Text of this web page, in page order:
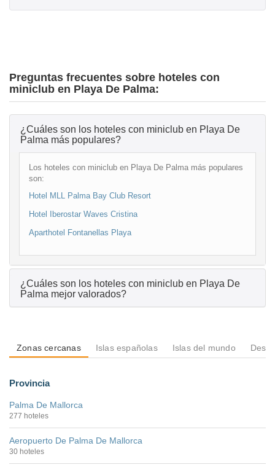
Preguntas frecuentes sobre hoteles con
miniclub en Playa De Palma:
¿Cuáles son los hoteles con miniclub en Playa De
Palma más populares?
Los hoteles con miniclub en Playa De Palma más populares
son:
Hotel MLL Palma Bay Club Resort
Hotel Iberostar Waves Cristina
Aparthotel Fontanellas Playa
¿Cuáles son los hoteles con miniclub en Playa De
Palma mejor valorados?
Zonas cercanas Islas españolas Islas del mundo
Provincia
Palma De Mallorca
277 hoteles
Aeropuerto De Palma De Mallorca
30 hoteles